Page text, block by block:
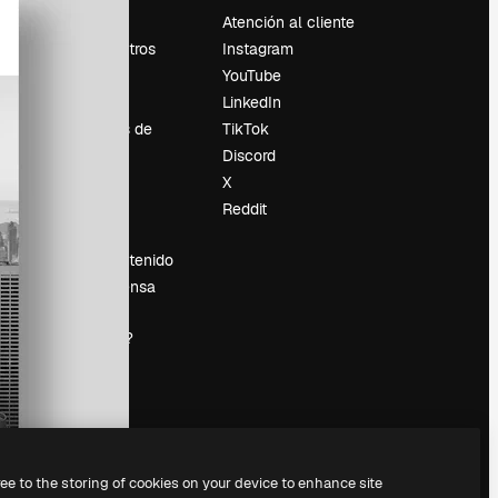
Sobre nosotros
Tendencias de
Vender contenido
Sala de prensa
magnific.ai?
Atención al cliente
Instagram
YouTube
LinkedIn
TikTok
Discord
X
Reddit
to the storing of cookies on your device to enhance site